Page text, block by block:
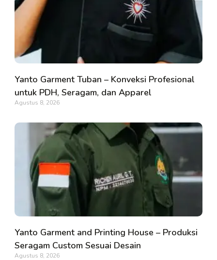
Yanto Garment Tuban – Konveksi Profesional
untuk PDH, Seragam, dan Apparel
Agustus 8, 2026
Yanto Garment and Printing House – Produksi
Seragam Custom Sesuai Desain
Agustus 8, 2026